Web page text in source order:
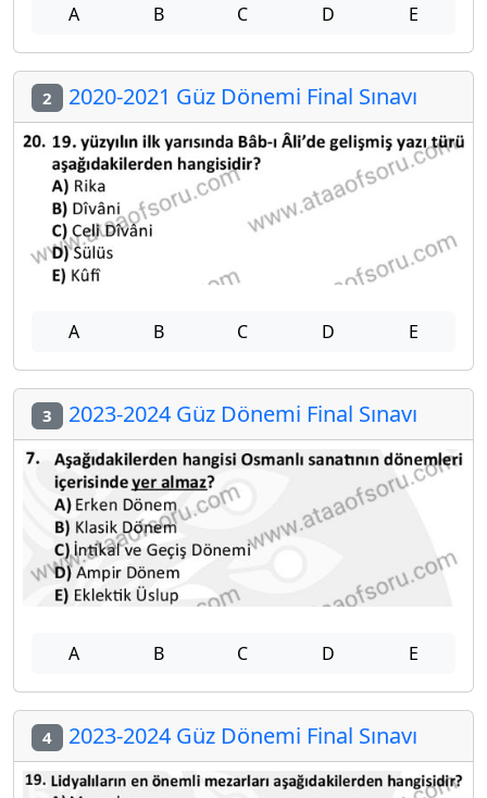
A B C D E
2 2020-2021 Güz Dönemi Final Sınavı
A B C D E
3 2023-2024 Güz Dönemi Final Sınavı
A B C D E
4 2023-2024 Güz Dönemi Final Sınavı